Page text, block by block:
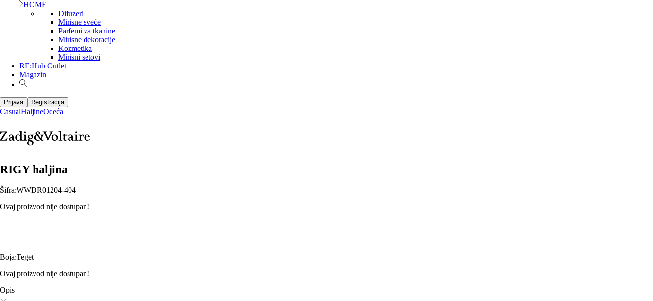
HOME
Difuzeri
Mirisne sveće
Parfemi za tkanine
Mirisne dekoracije
Kozmetika
Mirisni setovi
RE:Hub Outlet
Magazin
Prijava Registracija
CasualHaljineOdeća
RIGY haljina
Šifra:WWDR01204-404
Ovaj proizvod nije dostupan!
Boja:Teget
Ovaj proizvod nije dostupan!
Opis